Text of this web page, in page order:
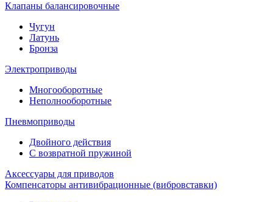
Клапаны балансировочные
Чугун
Латунь
Бронза
Электроприводы
Многооборотные
Неполнооборотные
Пневмоприводы
Двойного действия
С возвратной пружиной
Аксессуары для приводов
Компенсаторы антивибрационные (вибровставки)